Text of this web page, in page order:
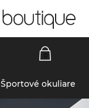
Športové okuliare